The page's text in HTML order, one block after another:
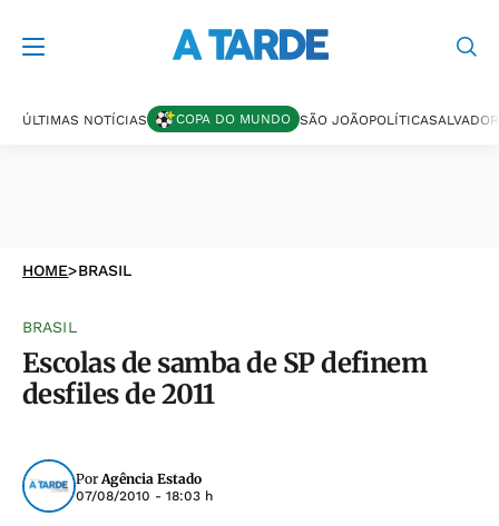
ÚLTIMAS NOTÍCIAS COPA DO MUNDO SÃO JOÃOPOLÍTICASALVADOR
HOME>BRASIL
BRASIL
Escolas de samba de SP definem
desfiles de 2011
PorAgência Estado
07/08/2010 - 18:03 h